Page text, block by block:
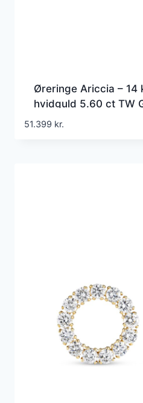
Øreringe Ariccia – 14
hvidguld 5.60 ct TW
diamanter
51.399 kr.